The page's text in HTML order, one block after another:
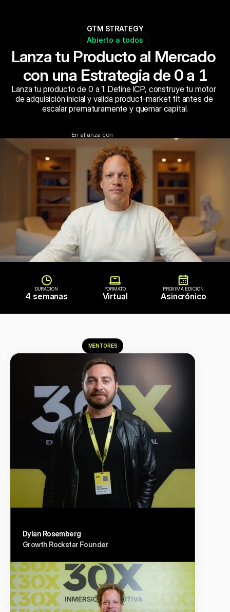
GTM STRATEGY
Abierto a todos
Lanza tu Producto al Mercado
con una Estrategia de 0 a 1
Lanza tu producto de 0 a 1. Define ICP, construye tu motor
de adquisición inicial y valida product-market fit antes de
escalar prematuramente y quemar capital.
En alianza con
DURACIÓN
4 semanas
FORMATO
Virtual
PRÓXIMA EDICIÓN
Asincrónico
MENTORES
Dylan Rosemberg
Growth Rockstar Founder